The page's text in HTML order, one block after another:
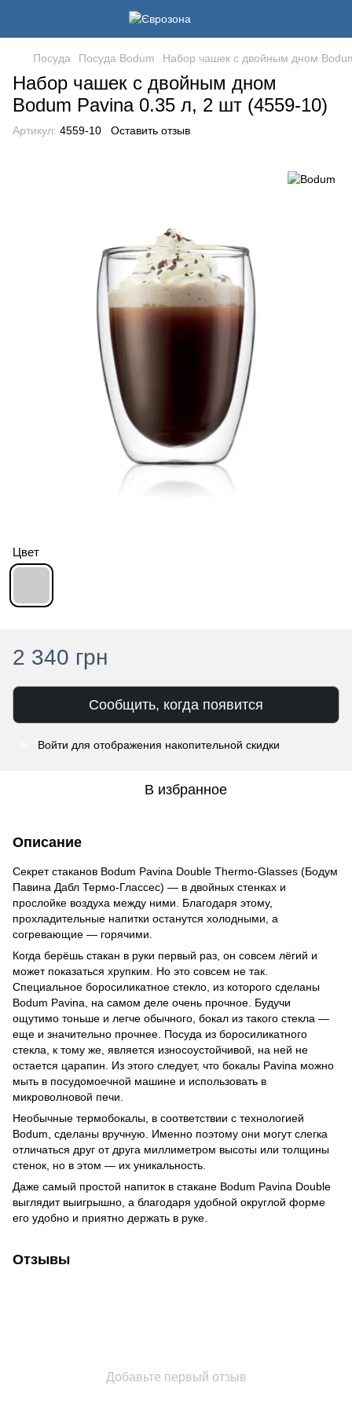
Посуда Посуда Bodum Набор чашек с двойным дном
Набор чашек с двойным дном
Bodum Pavina 0.35 л, 2 шт (4559-10)
Артикул: 4559-10 Оставить отзыв
Цвет
2 340 грн
Сообщить, когда появится
Войти для отображения накопительной скидки
В избранное
Описание
Секрет стаканов Bodum Pavina Double Thermo-Glasses (Бодум
Павина Дабл Термо-Глассес) — в двойных стенках и
прослойке воздуха между ними. Благодаря этому,
прохладительные напитки останутся холодными, а
согревающие — горячими.
Когда берёшь стакан в руки первый раз, он совсем лёгий и
может показаться хрупким. Но это совсем не так.
Специальное боросиликатное стекло, из которого сделаны
Bodum Pavina, на самом деле очень прочное. Будучи
ощутимо тоньше и легче обычного, бокал из такого стекла —
еще и значительно прочнее. Посуда из боросиликатного
стекла, к тому же, является износоустойчивой, на ней не
остается царапин. Из этого следует, что бокалы Pavina можно
мыть в посудомоечной машине и использовать в
микроволновой печи.
Необычные термобокалы, в соответствии с технологией
Bodum, сделаны вручную. Именно поэтому они могут слегка
отличаться друг от друга миллиметром высоты или толщины
стенок, но в этом — их уникальность.
Даже самый простой напиток в стакане Bodum Pavina Double
выглядит выигрышно, а благодаря удобной округлой форме
его удобно и приятно держать в руке.
Отзывы
Добавьте первый отзыв